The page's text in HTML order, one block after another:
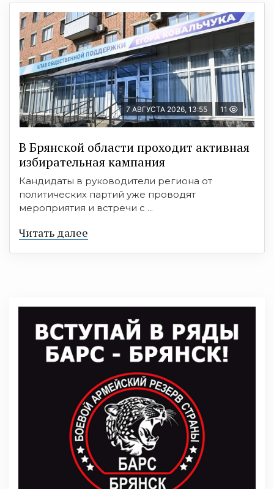
7 АВГУСТА 2026, 13:55 11
В Брянской области проходит активная
избирательная кампания
Кандидаты в руководители региона от
политических партий уже проводят
мероприятия и встречи с ...
Читать далее